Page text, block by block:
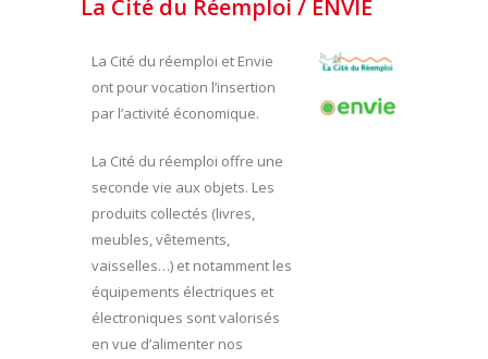
La Cité du Réemploi / ENVIE
La Cité du réemploi et Envie
ont pour vocation l’insertion
par l’activité économique.
La Cité du réemploi offre une
seconde vie aux objets. Les
produits collectés (livres,
meubles, vêtements,
vaisselles…) et notamment les
équipements électriques et
électroniques sont valorisés
en vue d’alimenter nos